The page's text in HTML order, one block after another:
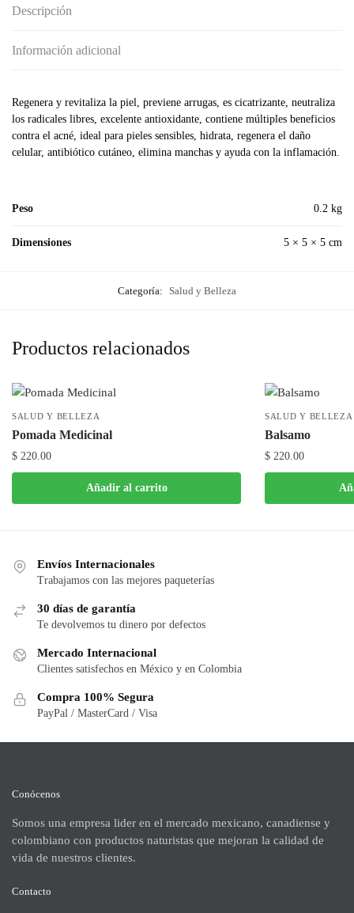
Descripción
Información adicional
Regenera y revitaliza la piel, previene arrugas, es cicatrizante, neutraliza
los radicales libres, excelente antioxidante, contiene múltiples beneficios
contra el acné, ideal para pieles sensibles, hidrata, regenera el daño
celular, antibiótico cutáneo, elimina manchas y ayuda con la inflamación.
Peso 0.2 kg
Dimensiones 5 × 5 × 5 cm
Categoría: Salud y Belleza
Productos relacionados
SALUD Y BELLEZA
Pomada Medicinal
$ 220.00
Añadir al carrito
SALUD Y BELLEZA
Balsamo
$ 220.00
Envíos Internacionales
Trabajamos con las mejores paqueterías
30 días de garantía
Te devolvemos tu dinero por defectos
Mercado Internacional
Clientes satisfechos en México y en Colombia
Compra 100% Segura
PayPal / MasterCard / Visa
Conócenos
Somos una empresa lider en el mercado mexicano, canadiense y
colombiano con productos naturistas que mejoran la calidad de
vida de nuestros clientes.
Contacto